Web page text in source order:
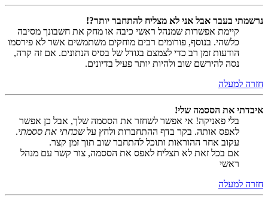
נרשמתי בעבר אבל אני לא מצליח להתחבר יותר?!
קיימת אפשרות שמנהל ראשי כיבה או מחק את חשבונך מסיבה
כלשהי. בנוסף, פורומים רבים מוחקים משתמשים אשר לא פירסמו
הודעות זמן רב כדי לצמצם בגודל של בסיס הנתונים. אם זה קרה,
נסה להירשם שוב ולהיות יותר פעיל בדיונים.
חזרה למעלה
איבדתי את הססמה שלי!
בלי פאניקה! אי אפשר לשחזר את הססמה שלך, אבל כן אפשר
לאפס אותה. בקר בדף ההתחברות ולחץ עלשכחתי את ססמתי.
עקוב אחר ההוראות ותוכל להתחבר שוב תוך זמן קצר.
אם בכל זאת לא תצליח לאפס את הססמה, צור קשר עם מנהל
ראשי
חזרה למעלה